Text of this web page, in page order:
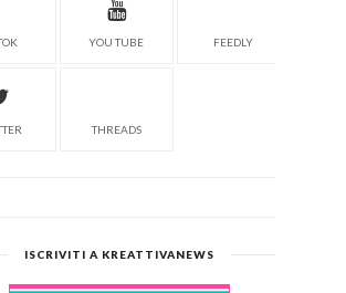
YOU TUBE FEEDLY
THREADS
ISCRIVITI A KREATTIVANEWS